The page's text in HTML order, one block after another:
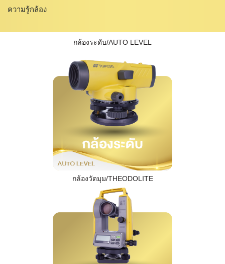
ความรู้กล้อง
กล้องระดับ/AUTO LEVEL
กล้องวัดมุม/THEODOLITE